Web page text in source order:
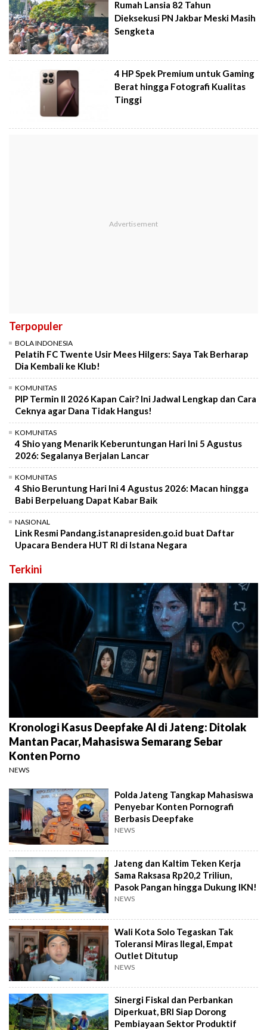
Rumah Lansia 82 Tahun
Dieksekusi PN Jakbar Meski Masih
Sengketa
4 HP Spek Premium untuk Gaming
Berat hingga Fotografi Kualitas
Tinggi
Terpopuler
BOLA INDONESIA
Pelatih FC Twente Usir Mees Hilgers: Saya Tak Berharap
Dia Kembali ke Klub!
KOMUNITAS
PIP Termin II 2026 Kapan Cair? Ini Jadwal Lengkap dan Cara
Ceknya agar Dana Tidak Hangus!
KOMUNITAS
4 Shio yang Menarik Keberuntungan Hari Ini 5 Agustus
2026: Segalanya Berjalan Lancar
KOMUNITAS
4 Shio Beruntung Hari Ini 4 Agustus 2026: Macan hingga
Babi Berpeluang Dapat Kabar Baik
NASIONAL
Link Resmi Pandang.istanapresiden.go.id buat Daftar
Upacara Bendera HUT RI di Istana Negara
Terkini
Kronologi Kasus Deepfake AI di Jateng: Ditolak
Mantan Pacar, Mahasiswa Semarang Sebar
Konten Porno
NEWS
Polda Jateng Tangkap Mahasiswa
Penyebar Konten Pornografi
Berbasis Deepfake
NEWS
Jateng dan Kaltim Teken Kerja
Sama Raksasa Rp20,2 Triliun,
Pasok Pangan hingga Dukung IKN!
NEWS
Wali Kota Solo Tegaskan Tak
Toleransi Miras Ilegal, Empat
Outlet Ditutup
NEWS
Sinergi Fiskal dan Perbankan
Diperkuat, BRI Siap Dorong
Pembiayaan Sektor Produktif